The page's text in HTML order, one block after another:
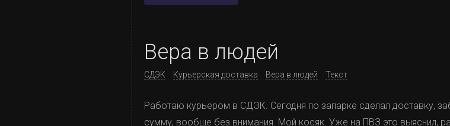
Вера в людей
СДЭК Курьерская доставка Вера в людей Текст
Работаю курьером в СДЭК. Сегодня по запарке сделал доставку,
сумму, вообще без внимания. Мой косяк. Уже на ПВЗ это выяснил,